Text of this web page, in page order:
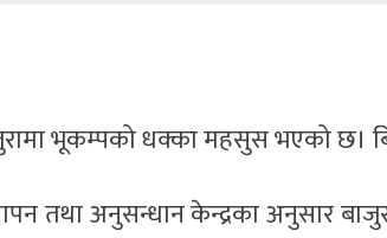
भूकम्पको धक्का महसुस भएको छ।
मापन तथा अनुसन्धान केन्द्रका अनुसार